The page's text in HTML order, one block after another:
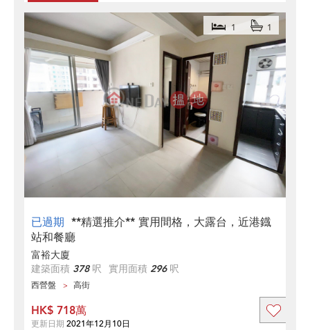
已過期 **精選推介** 實用間格，大露台，近港鐡
站和餐廳
1 1
富裕大廈
建築面積 378呎 實用面積 296呎
西營盤 高街
HK$ 718萬
更新日期 2021年12月10日